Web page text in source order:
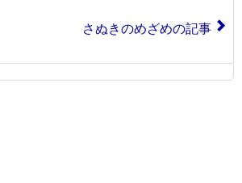
さぬきのめざめの記事